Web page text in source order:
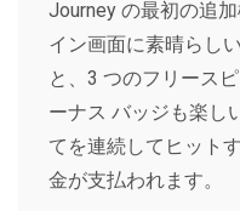
Journey の最初の追
イン画面に素晴らし
と、3 つのフリース
ーナス バッジも楽し
てを連続してヒット
金が支払われます。